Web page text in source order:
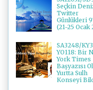
Seçkin
Twitter
Günlükleri
(21-25 Ocak
SA3248/
YO118: Bir
York Times
Başyazısı
Yurtta Sulh
Konseyi